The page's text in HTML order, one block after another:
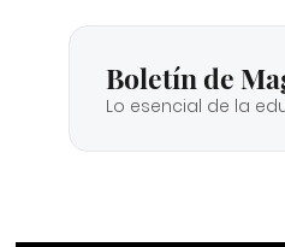
Boletín de
Lo esencial de la